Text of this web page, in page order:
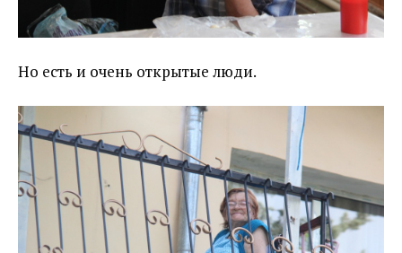
Но есть и очень открытые люди.